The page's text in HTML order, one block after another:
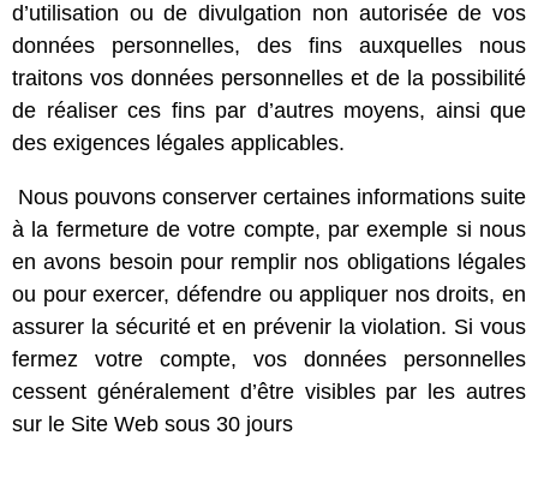
d’utilisation ou de divulgation non autorisée de vos
données personnelles, des fins auxquelles nous
traitons vos données personnelles et de la possibilité
de réaliser ces fins par d’autres moyens, ainsi que
des exigences légales applicables.
Nous pouvons conserver certaines informations suite
à la fermeture de votre compte, par exemple si nous
en avons besoin pour remplir nos obligations légales
ou pour exercer, défendre ou appliquer nos droits, en
assurer la sécurité et en prévenir la violation. Si vous
fermez votre compte, vos données personnelles
cessent généralement d’être visibles par les autres
sur le Site Web sous 30 jours